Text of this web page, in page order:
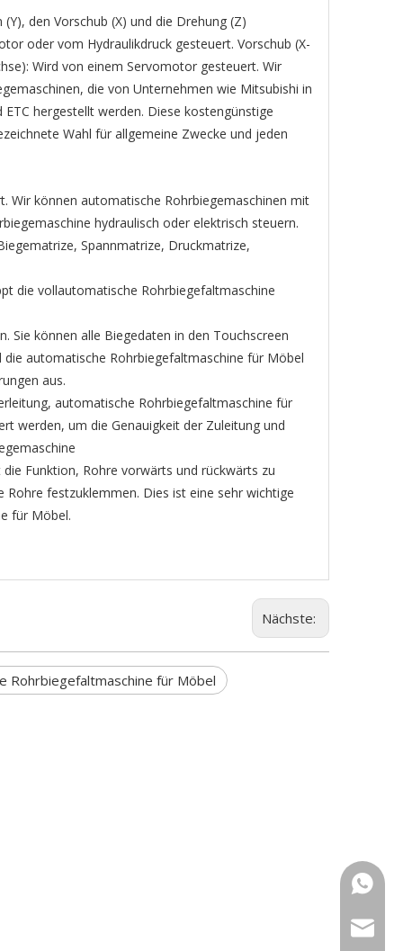
den Vorschub (X) und die Drehung (Z)
oder vom Hydraulikdruck gesteuert. Vorschub (X-
Wird von einem Servomotor gesteuert. Wir
die von Unternehmen wie Mitsubishi in
ETC hergestellt werden. Diese kostengünstige
Wahl für allgemeine Zwecke und jeden
Wir können automatische Rohrbiegemaschinen mit
hydraulisch oder elektrisch steuern.
Spannmatrize, Druckmatrize,
die vollautomatische Rohrbiegefaltmaschine
Sie können alle Biegedaten in den Touchscreen
automatische Rohrbiegefaltmaschine für Möbel
aus.
automatische Rohrbiegefaltmaschine für
werden, um die Genauigkeit der Zuleitung und
Funktion, Rohre vorwärts und rückwärts zu
festzuklemmen. Dies ist eine sehr wichtige
für Möbel.
Nächste:
Rohrbiegefaltmaschine für Möbel
+86